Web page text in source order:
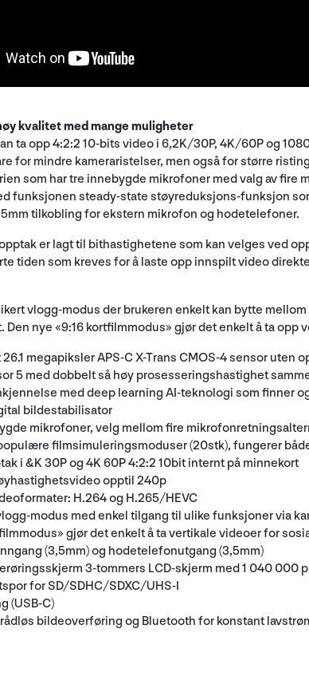
kvalitet med mange muligheter
ta opp 4:2:2 10-bits video i 6,2K/30P, 4K/60P og
for mindre kameraristelser, men også for større
som har tre innebygde mikrofoner med valg av
funksjonen steady-state støyreduksjons-funksjon
tilkobling for ekstern mikrofon og hodetelefoner.
er lagt til bithastighetene som kan velges ved
tiden som kreves for å laste opp innspilt video
vlogg-modus der brukeren enkelt kan bytte
nye «9:16 kortfilmmodus» gjør det enkelt å ta
megapiksler APS-C X-Trans CMOS-4 sensor uten
5 med dobbelt så høy prosesseringshastighet
med deep learning AI-teknologi som finner
bildestabilisator
mikrofoner, velg mellom fire
filmsimuleringsmoduser (20stk), fungerer
i &K 30P og 4K 60P 4:2:2 10bit internt på minnekort
opptil 240p
H.264 og H.265/HEVC
modus med enkel tilgang til ulike funksjoner via
gjør det enkelt å ta vertikale videoer for
(3,5mm) og hodetelefonutgang (3,5mm)
3-tommers LCD-skjerm med 1 040 000
for SD/SDHC/SDXC/UHS-I
(USB-C)
bildeoverføring og Bluetooth for konstant